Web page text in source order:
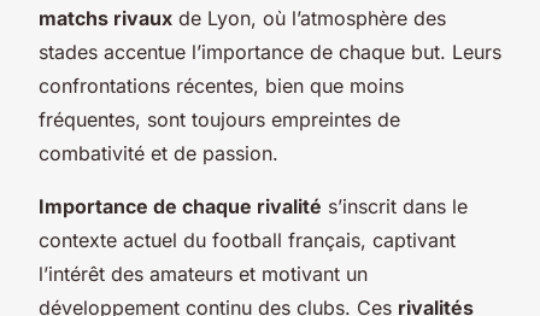
matchs rivaux de Lyon, où l’atmosphère des
stades accentue l’importance de chaque but. Leurs
confrontations récentes, bien que moins
fréquentes, sont toujours empreintes de
combativité et de passion.
Importance de chaque rivalité s’inscrit dans le
contexte actuel du football français, captivant
l’intérêt des amateurs et motivant un
développement continu des clubs. Ces rivalités